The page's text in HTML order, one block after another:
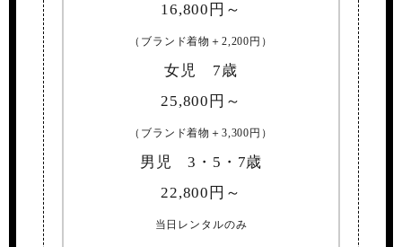
16,800 円～
（ブランド着物＋2,200円）
女児 7歳
25,800 円～
（ブランド着物＋3,300円）
男児 3・5・7歳
22,800 円～
当日レンタルのみ